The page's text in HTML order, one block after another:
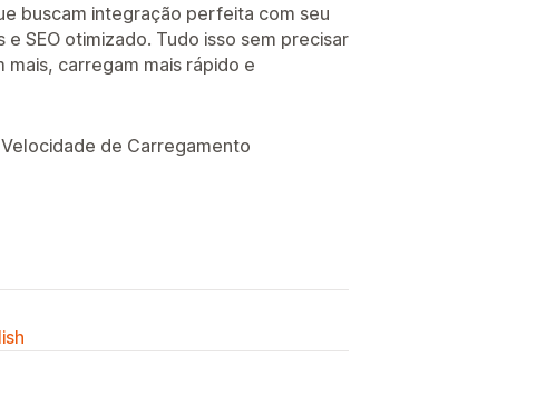
buscam integração perfeita com seu
SEO otimizado. Tudo isso sem precisar
carregam mais rápido e
de Carregamento